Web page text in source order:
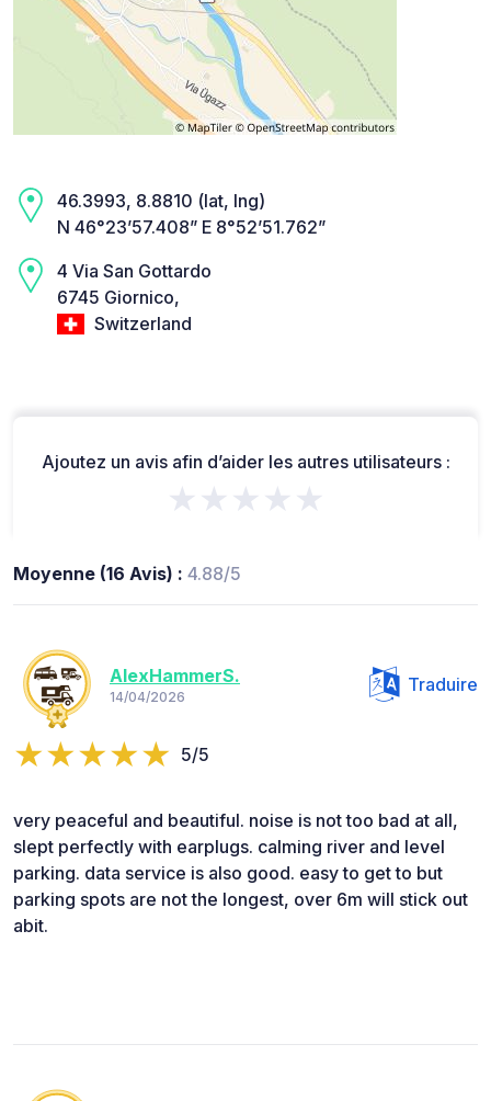
46.3993, 8.8810 (lat, lng)
N 46°23’57.408” E 8°52’51.762”
4 Via San Gottardo
6745 Giornico,
Switzerland
Ajoutez un avis afin d’aider les autres utilisateurs :
★★★★★
Moyenne (16 Avis) : 4.88/5
AlexHammerS.
14/04/2026
Traduire
5/5
very peaceful and beautiful. noise is not too bad at all,
slept perfectly with earplugs. calming river and level
parking. data service is also good. easy to get to but
parking spots are not the longest, over 6m will stick out
abit.